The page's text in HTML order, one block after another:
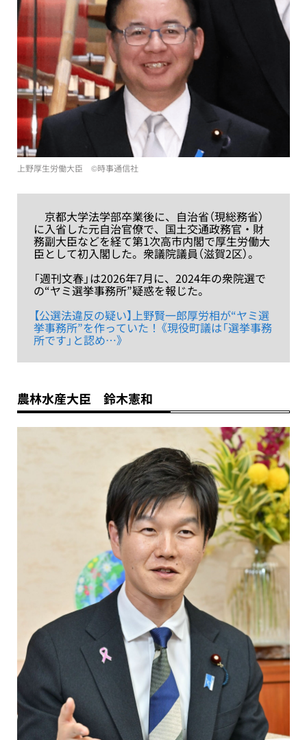
上野厚生労働大臣 ©︎時事通信社
京都大学法学部卒業後に、自治省（現総務省）
に入省した元自治官僚で、国土交通政務官・財
務副大臣などを経て第1次高市内閣で厚生労働大
臣として初入閣した。衆議院議員（滋賀2区）。
「週刊文春」は2026年7月に、2024年の衆院選で
の“ヤミ選挙事務所”疑惑を報じた。
【公選法違反の疑い】上野賢一郎厚労相が“ヤミ選
挙事務所”を作っていた！《現役町議は「選挙事務
所です」と認め…》
農林水産大臣 鈴木憲和